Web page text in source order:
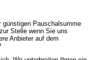
günstigen Pauschalsumme
Stelle wenn Sie uns
Anbieter auf dem